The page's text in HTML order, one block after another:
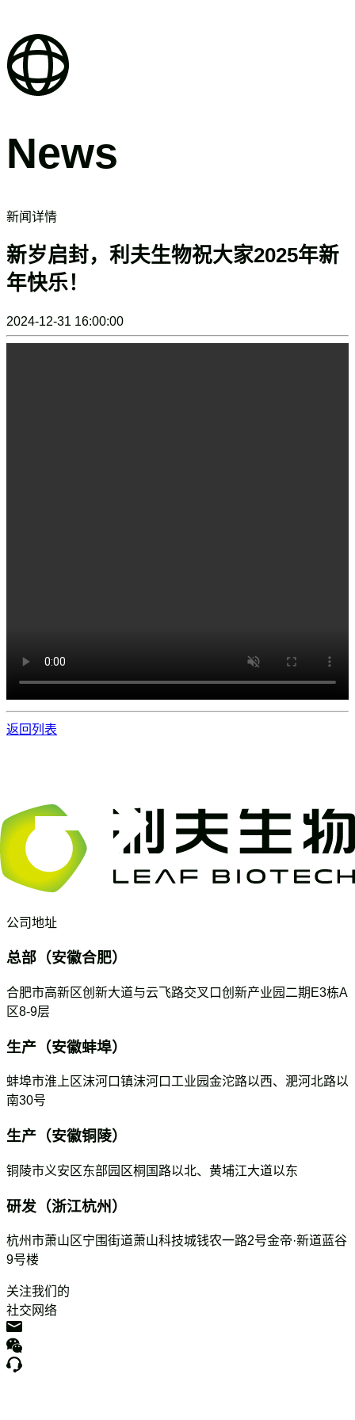
News
新闻详情
新岁启封，利夫生物祝大家2025年新
年快乐！
2024-12-31 16:00:00
返回列表
公司地址
总部（安徽合肥）
合肥市高新区创新大道与云飞路交叉口创新产业园二期E3栋A
区8-9层
生产（安徽蚌埠）
蚌埠市淮上区沫河口镇沫河口工业园金沱路以西、淝河北路以
南30号
生产（安徽铜陵）
铜陵市义安区东部园区桐国路以北、黄埔江大道以东
研发（浙江杭州）
杭州市萧山区宁围街道萧山科技城钱农一路2号金帝·新道蓝谷
9号楼
关注我们的
社交网络